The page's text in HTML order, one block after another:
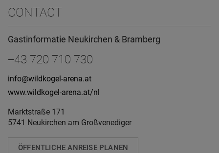
CONTACT
Gastinformatie Neukirchen & Bramberg
+43 720 710 730
info@wildkogel-arena.at
www.wildkogel-arena.at/nl
Marktstraße 171
5741 Neukirchen am Großvenediger
ÖFFENTLICHE ANREISE PLANEN